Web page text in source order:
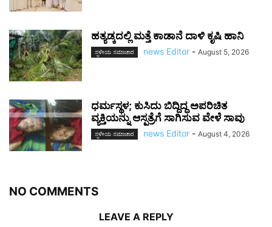
ಹತ್ಯಡ್ಕದಲ್ಲಿ ಮತ್ತೆ ಕಾಡಾನೆ ದಾಳಿ ಕೃಷಿ ಹಾನಿ
ಸ್ಥಳೀಯ ಸಮಾಚಾರ news Editor - August 5, 2026
ಧರ್ಮಸ್ಥಳ; ಕುಸಿದು ಬಿದ್ದಿದ್ದ ಅಪರಿಚಿತ
ವ್ಯಕ್ತಿಯನ್ನು ಆಸ್ಪತ್ರೆಗೆ ಸಾಗಿಸುವ ವೇಳೆ ಸಾವು
ಸ್ಥಳೀಯ ಸಮಾಚಾರ news Editor - August 4, 2026
NO COMMENTS
LEAVE A REPLY